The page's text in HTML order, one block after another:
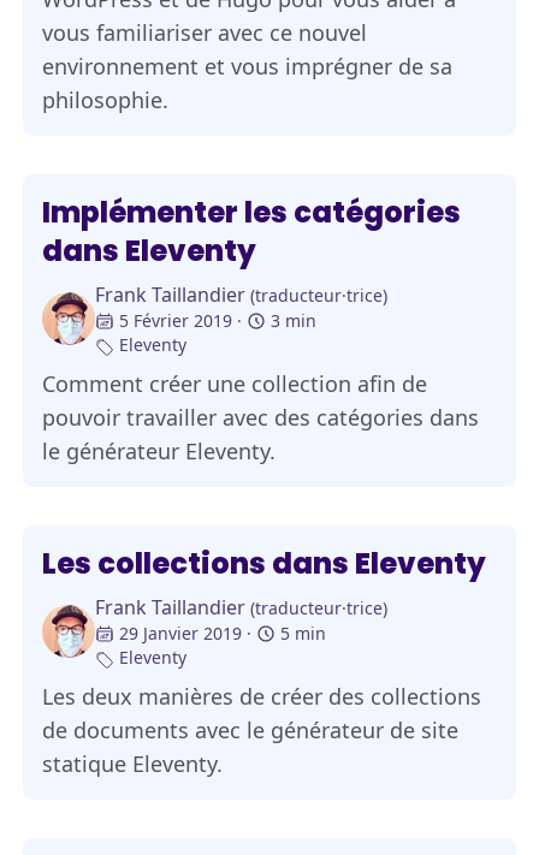
vous familiariser avec ce nouvel
environnement et vous imprégner de sa
philosophie.
Implémenter les catégories
dans Eleventy
Frank Taillandier (traducteur·trice)
5 Février 2019
3 min
Eleventy
Comment créer une collection afin de
pouvoir travailler avec des catégories dans
le générateur Eleventy.
Les collections dans Eleventy
Frank Taillandier (traducteur·trice)
29 Janvier 2019
5 min
Eleventy
Les deux manières de créer des collections
de documents avec le générateur de site
statique Eleventy.